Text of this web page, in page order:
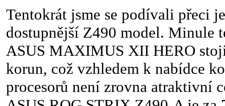
Tentokrát jsme se podívali přeci
dostupnější Z490 model. Minule
ASUS MAXIMUS XII HERO
korun, což vzhledem k nabídce
procesorů není zrovna atraktivní